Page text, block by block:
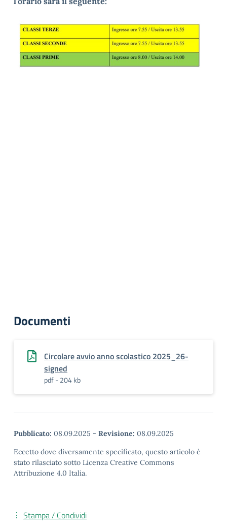
Documenti
Circolare avvio anno scolastico 2025_26-
signed
pdf - 204 kb
Pubblicato: 08.09.2025 - Revisione: 08.09.2025
Eccetto dove diversamente specificato, questo articolo è
stato rilasciato sotto Licenza Creative Commons
Attribuzione 4.0 Italia.
Stampa / Condividi